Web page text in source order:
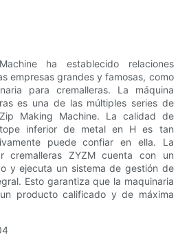
ha establecido relaciones
empresas grandes y famosas, como
para cremalleras. La máquina
es una de las múltiples series de
Making Machine. La calidad de
inferior de metal en H es tan
puede confiar en ella. La
cremalleras ZYZM cuenta con un
y ejecuta un sistema de gestión de
Esto garantiza que la maquinaria
producto calificado y de máxima